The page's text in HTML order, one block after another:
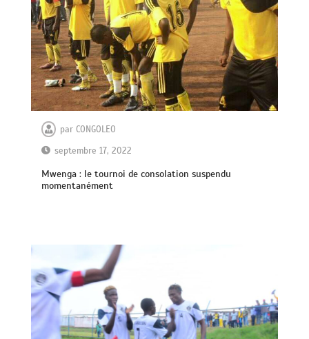
parCONGOLEO
septembre 17, 2022
Mwenga : le tournoi de consolation suspendu
momentanément